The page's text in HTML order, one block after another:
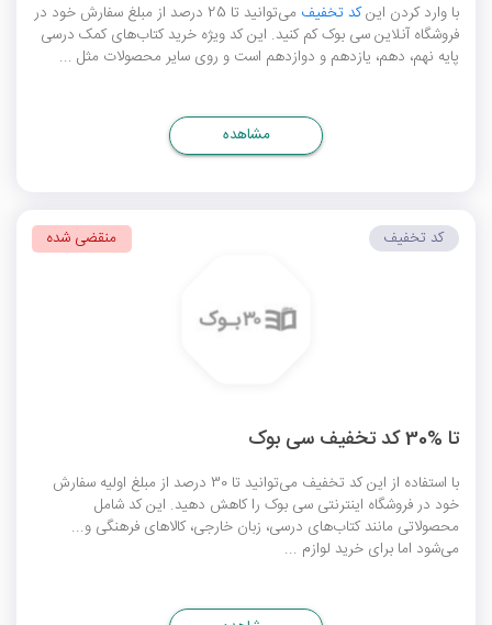
با وارد کردن اینکد تخفیف
می‌توانید تا 25 درصد از مبلغ سفارش خود در
فروشگاه آنلاین سی بوک کم کنید. این کد ویژه خرید کتاب‌های کمک درسی
پایه نهم، دهم، یازدهم و دوازدهم است و روی سایر محصولات مثل ...
مشاهده
تا %30 کد تخفیف سی بوک
با استفاده از این کد تخفیف می‌توانید تا 30 درصد از مبلغ اولیه سفارش
خود در فروشگاه اینترنتی سی بوک را کاهش دهید. این کد شامل
محصولاتی مانند کتاب‌های درسی، زبان خارجی، کالاهای فرهنگی و...
می‌شود اما برای خرید لوازم ...
کد تخفیف منقضی شده